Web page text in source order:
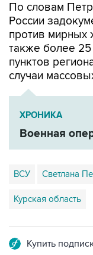
По словам
России
против мирных
также более 25
пунктов
случаи
ХРОНИКА
Военная
ВСУ Светлана
Курская область
Купить